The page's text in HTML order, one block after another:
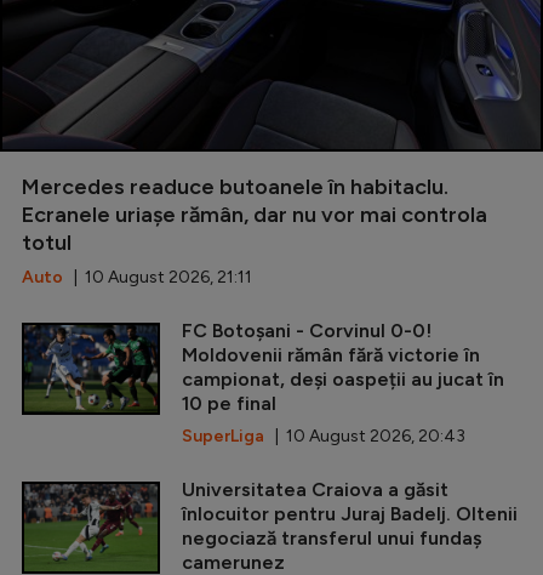
Mercedes readuce butoanele în habitaclu.
Ecranele uriașe rămân, dar nu vor mai controla
totul
Auto | 10 August 2026, 21:11
FC Botoșani - Corvinul 0-0!
Moldovenii rămân fără victorie în
campionat, deși oaspeții au jucat în
10 pe final
SuperLiga | 10 August 2026, 20:43
Universitatea Craiova a găsit
înlocuitor pentru Juraj Badelj. Oltenii
negociază transferul unui fundaș
camerunez